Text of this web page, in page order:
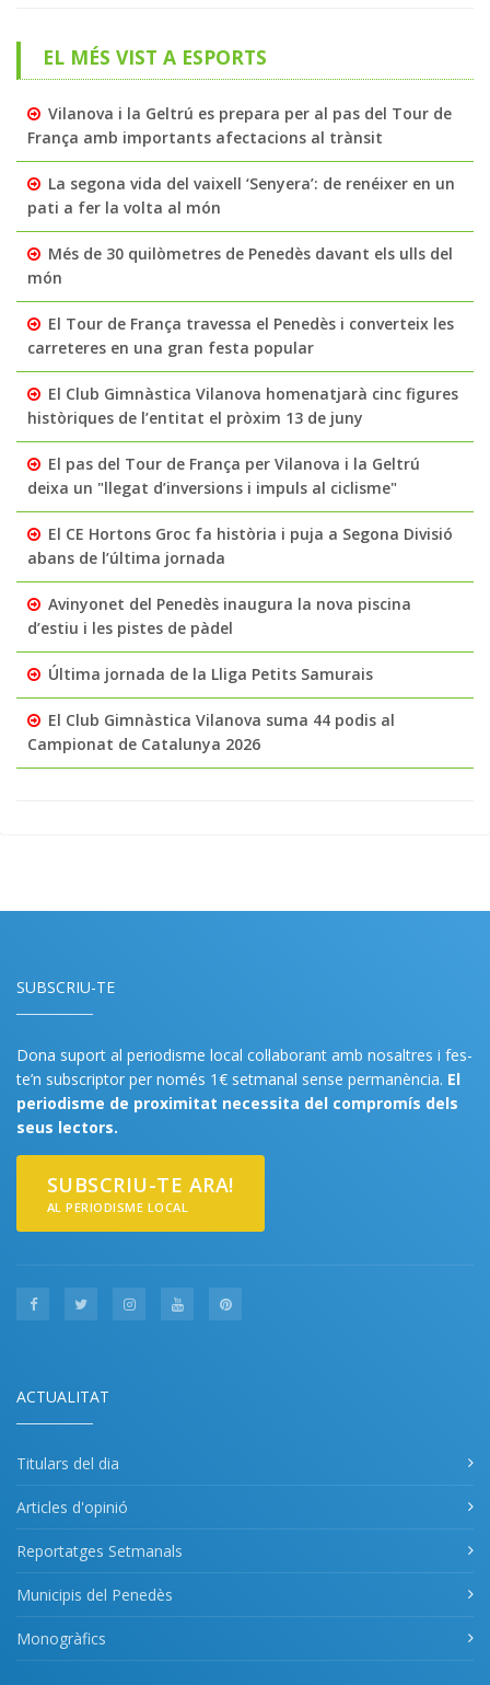
EL MÉS VIST A ESPORTS
Vilanova i la Geltrú es prepara per al pas del Tour de
França amb importants afectacions al trànsit
La segona vida del vaixell ‘Senyera’: de renéixer en un
pati a fer la volta al món
Més de 30 quilòmetres de Penedès davant els ulls del
món
El Tour de França travessa el Penedès i converteix les
carreteres en una gran festa popular
El Club Gimnàstica Vilanova homenatjarà cinc figures
històriques de l’entitat el pròxim 13 de juny
El pas del Tour de França per Vilanova i la Geltrú
deixa un "llegat d’inversions i impuls al ciclisme"
El CE Hortons Groc fa història i puja a Segona Divisió
abans de l’última jornada
Avinyonet del Penedès inaugura la nova piscina
d’estiu i les pistes de pàdel
Última jornada de la Lliga Petits Samurais
El Club Gimnàstica Vilanova suma 44 podis al
Campionat de Catalunya 2026
SUBSCRIU-TE
Dona suport al periodisme local col·laborant amb nosaltres i fes-
te’n subscriptor per només 1€ setmanal sense permanència. El
periodisme de proximitat necessita del compromís dels
seus lectors.
SUBSCRIU-TE ARA!
AL PERIODISME LOCAL
ACTUALITAT
Titulars del dia
Articles d'opinió
Reportatges Setmanals
Municipis del Penedès
Monogràfics